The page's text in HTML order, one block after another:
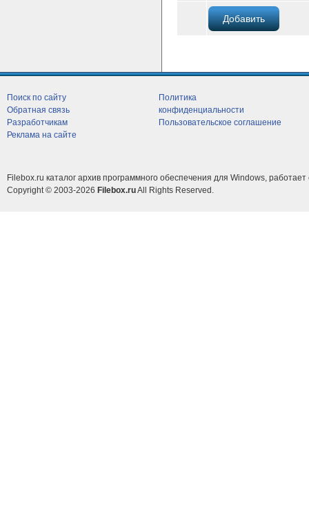
Поиск по сайту
Обратная связь
Разработчикам
Реклама на сайте
Политика
конфиденциальности
Пользовательское соглашение
Filebox.ru каталог архив программного обеспечения для Windows, работает
Copyright © 2003-2026 Filebox.ruAll Rights Reserved.